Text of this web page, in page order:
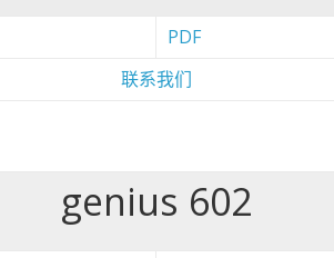
PDF
联系我们
genius 602